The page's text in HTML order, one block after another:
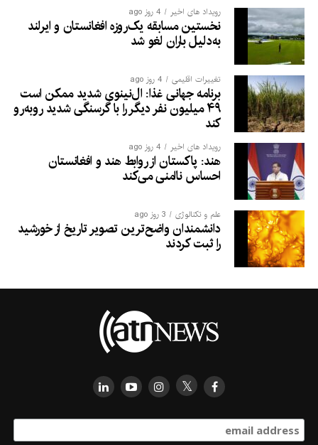
رویداد های اخیر 4 روز ago
نخستین مسابقه یک‌روزه افغانستان و ایرلند
به‌دلیل باران لغو شد
تغییرات اقلیمی 4 روز ago
برنامه جهانی غذا: ال‌نینوی شدید ممکن است
۴۹ میلیون نفر دیگر را با گرسنگی شدید روبه‌رو
کند
رویداد های اخیر 4 روز ago
هند: پاکستان از روابط هند و افغانستان
احساس ناامنی می‌کند
علم و تکنالوژی 3 روز ago
دانشمندان واضح‌ترین تصویر تاریخ از خورشید
را ثبت کردند